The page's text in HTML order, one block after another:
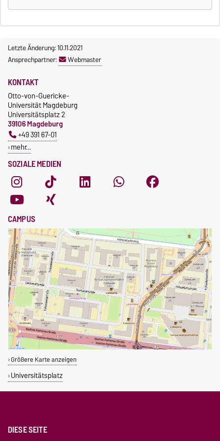
Letzte Änderung: 10.11.2021
Ansprechpartner:
Webmaster
SOZIALE MEDIEN
KONTAKT
Otto-von-Guericke-
Universität Magdeburg
Universitätsplatz 2
39106 Magdeburg
+49 391 67-01
mehr…
CAMPUS
Größere Karte anzeigen
Universitätsplatz
DIESE SEITE